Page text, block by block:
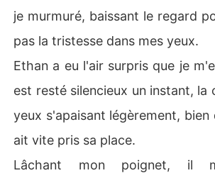
je murmuré, baissant le regard
pas la tristesse dans mes yeux.
Ethan a eu l'air surpris que je
est resté silencieux un instant, la
yeux s'apaisant légèrement, bien
ait vite pris sa place.
Lâchant mon poignet, il